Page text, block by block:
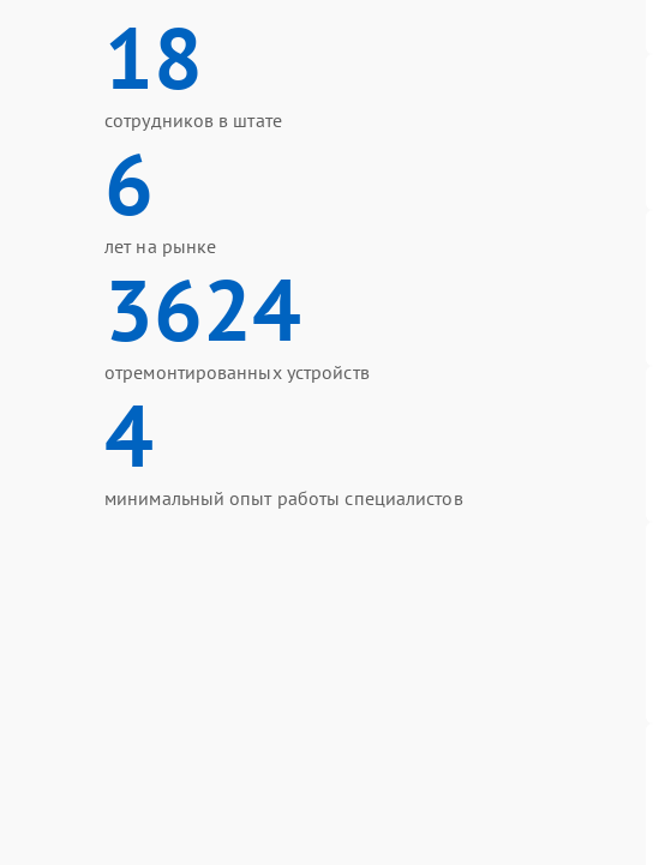
18
сотрудников в штате
6
лет на рынке
3624
отремонтированных устройств
4
минимальный опыт работы специалистов